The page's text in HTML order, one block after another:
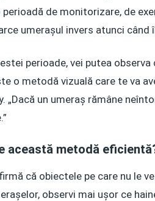
de monitorizare, de
umerașul invers atunci când
perioade, vei putea
o metodă vizuală care te va
„Dacă un umeraș rămâne
această metodă
că obiectele pe care nu le
observi mai ușor ce